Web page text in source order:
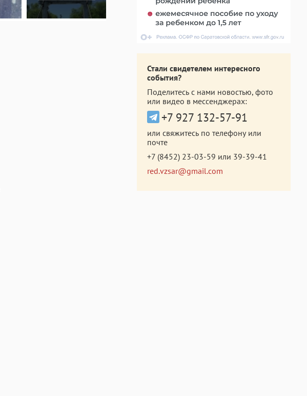
Стали свидетелем интересного
события?
Поделитесь с нами новостью, фото
или видео в мессенджерах:
+7 927 132-57-91
или свяжитесь по телефону или
почте
+7 (8452) 23-03-59 или 39-39-41
red.vzsar@gmail.com